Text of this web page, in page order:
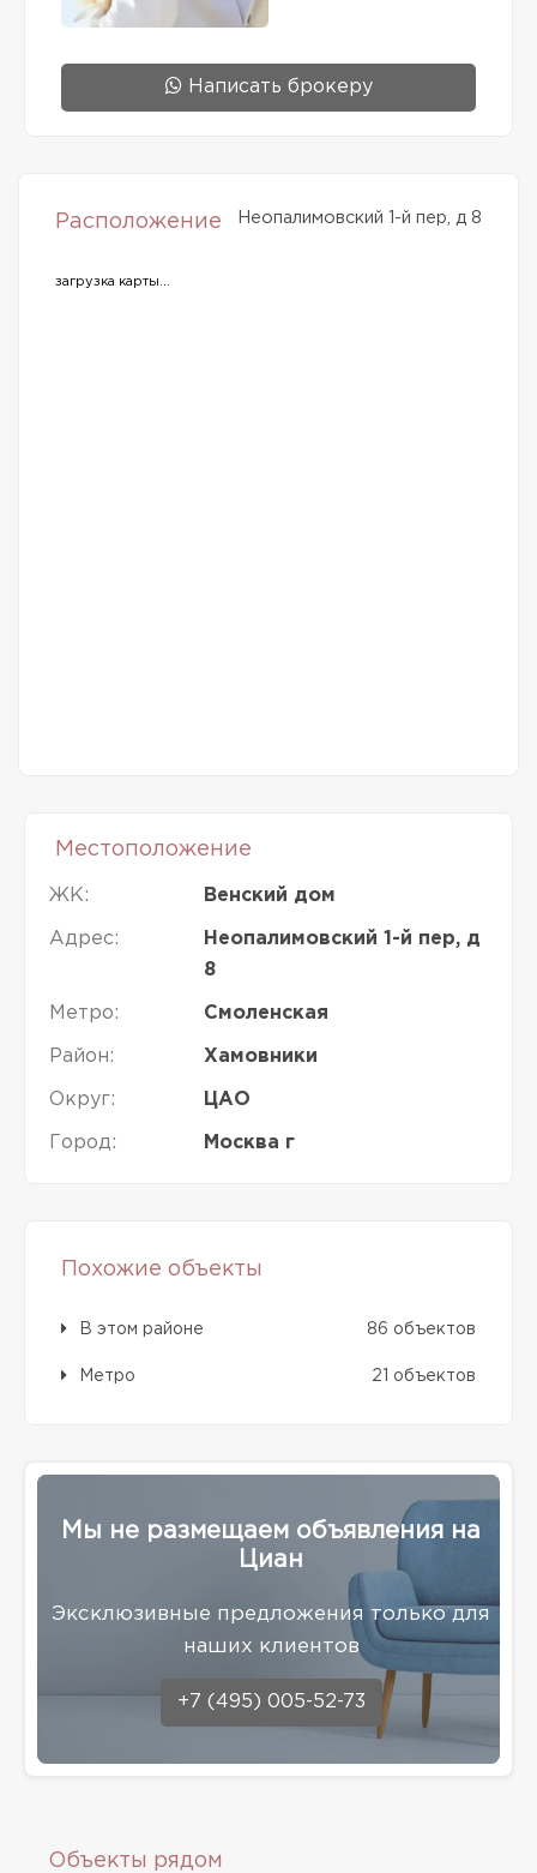
Написать брокеру
Расположение Неопалимовский 1-й пер, д 8
загрузка карты...
Местоположение
ЖК: Венский дом
Адрес:
Неопалимовский 1-й пер, д
8
Метро: Смоленская
Район: Хамовники
Округ: ЦАО
Город: Москва г
Похожие объекты
В этом районе 86 объектов
Метро 21 объектов
Мы не размещаем объявления на
Циан
Эксклюзивные предложения только для
наших клиентов
+7 (495) 005-52-73
Объекты рядом